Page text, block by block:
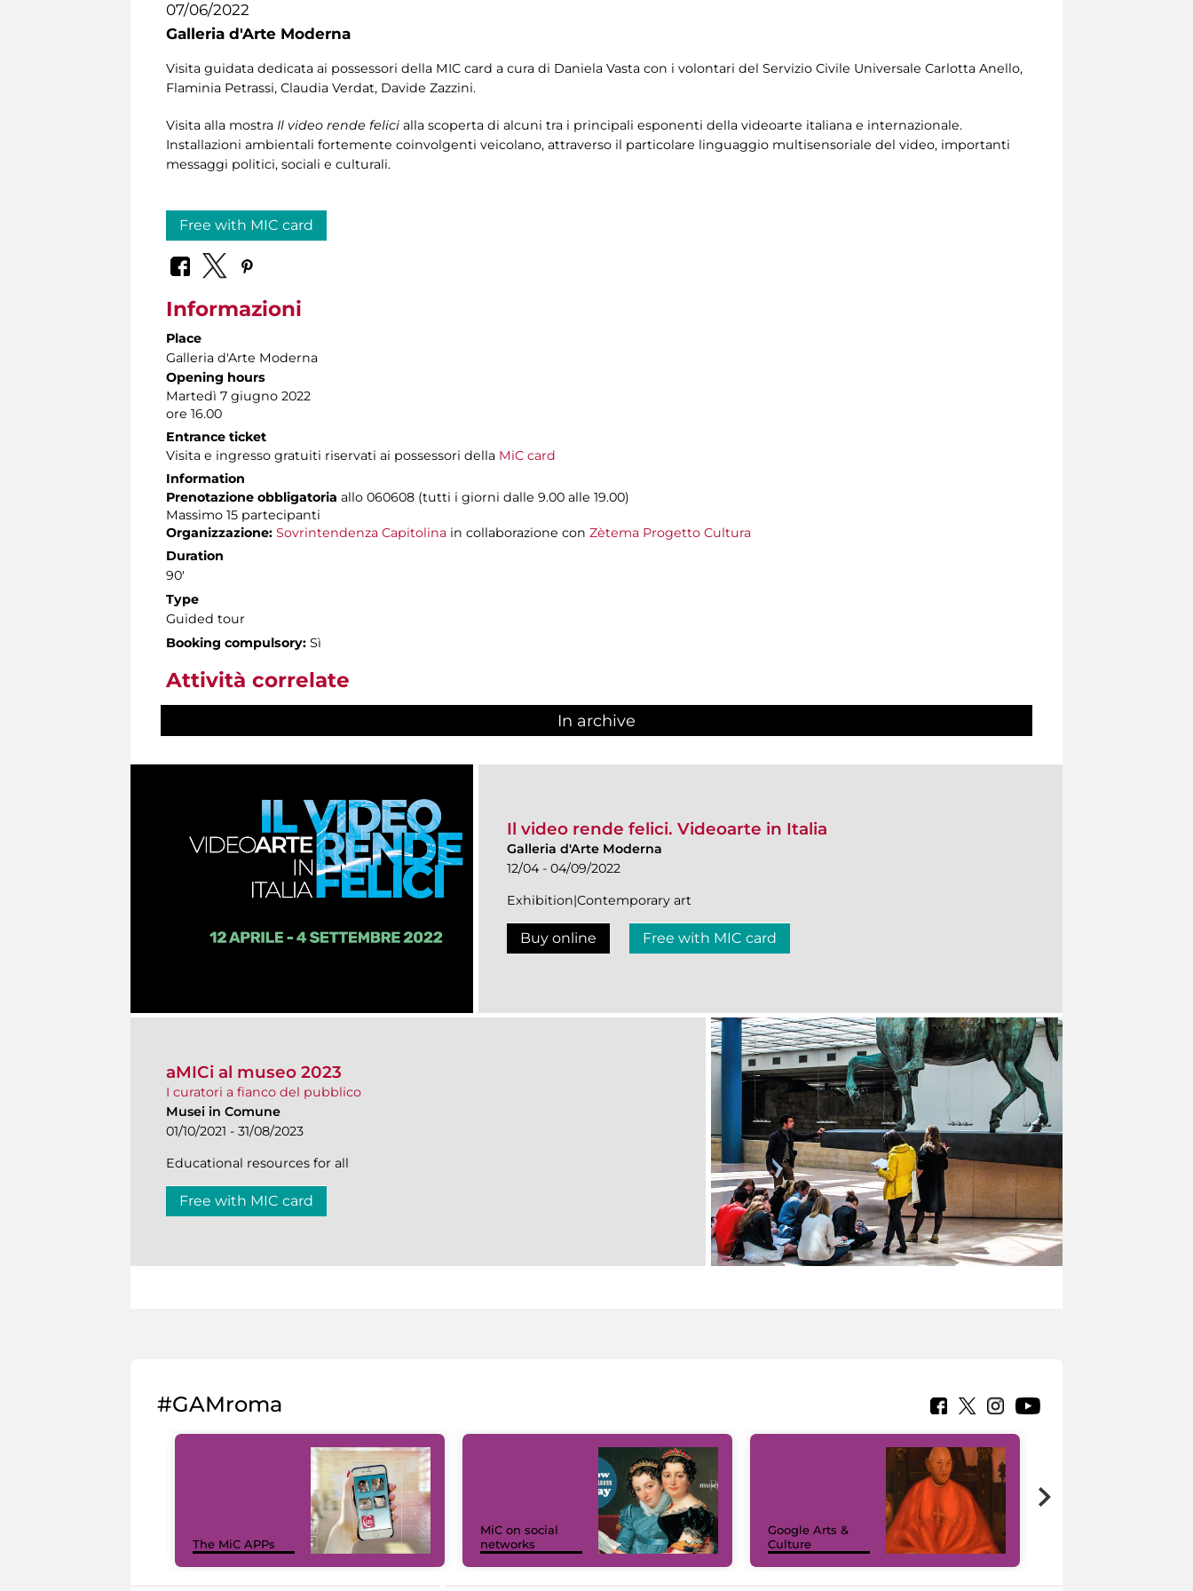
07/06/2022
Galleria d'Arte Moderna
Visita guidata dedicata ai possessori della MIC card a cura di Daniela Vasta con i volontari del Servizio Civile Universale Carlotta Anello,
Flaminia Petrassi, Claudia Verdat, Davide Zazzini.
Visita alla mostra Il video rende felici alla scoperta di alcuni tra i principali esponenti della videoarte italiana e internazionale.
Installazioni ambientali fortemente coinvolgenti veicolano, attraverso il particolare linguaggio multisensoriale del video, importanti
messaggi politici, sociali e culturali.
Free with MIC card
Informazioni
Place
Galleria d'Arte Moderna
Opening hours
Martedì 7 giugno 2022
ore 16.00
Entrance ticket
Visita e ingresso gratuiti riservati ai possessori della MiC card
Information
Prenotazione obbligatoria allo 060608 (tutti i giorni dalle 9.00 alle 19.00)
Massimo 15 partecipanti
Organizzazione: Sovrintendenza Capitolina in collaborazione con Zètema Progetto Cultura
Duration
90'
Type
Guided tour
Booking compulsory: Sì
Attività correlate
In archive
Il video rende felici. Videoarte in Italia
Galleria d'Arte Moderna
12/04 - 04/09/2022
Exhibition|Contemporary art
Buy online Free with MIC card
aMICi al museo 2023
I curatori a fianco del pubblico
Musei in Comune
01/10/2021 - 31/08/2023
Educational resources for all
Free with MIC card
#GAMroma
The MiC APPs
MiC on social
networks
Google Arts &
Culture